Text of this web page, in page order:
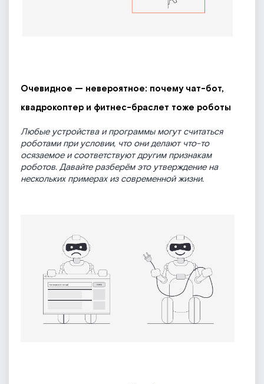
Очевидное — невероятное: почему чат-бот,
квадрокоптер и фитнес-браслет тоже роботы
Любые устройства и программы могут считаться
роботами при условии, что они делают что-то
осязаемое и соответствуют другим признакам
роботов. Давайте разберём это утверждение на
нескольких примерах из современной жизни.